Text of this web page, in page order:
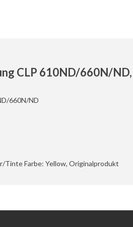
CLP 610ND/660N/
660N/ND
Tinte Farbe: Yellow, Originalprodukt